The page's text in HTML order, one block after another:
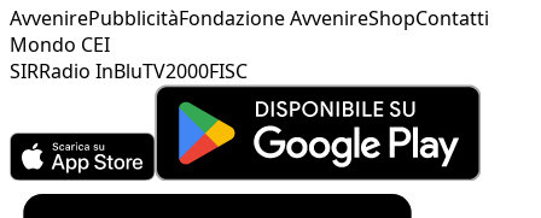
AvvenirePubblicitàFondazione AvvenireShopContatti
Mondo CEI
SIRRadio InBluTV2000FISC